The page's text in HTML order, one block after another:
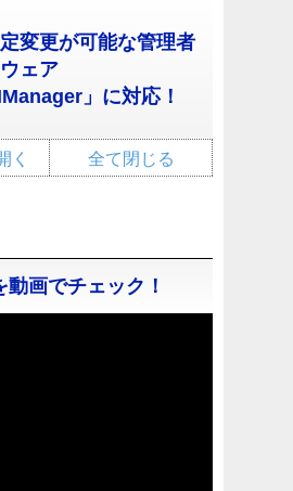
変更が可能な管理者
ェア
」に対応！
全て閉じる
く
動画でチェック！